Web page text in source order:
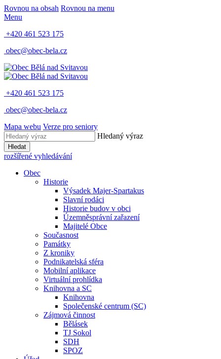
Rovnou na obsah Rovnou na menu
Menu
+420 461 523 175
obec@obec-bela.cz
+420 461 523 175
obec@obec-bela.cz
Mapa webu Verze pro seniory
Hledaný výraz
Hledat
rozšířené vyhledávání
Obec
Historie
Výsadek Majer-Spartakus
Slavní rodáci
Historie budov v obci
Územněsprávní zařazení
Majitelé Obce
Současnost
Památky
Z kroniky
Podnikatelská sféra
Mobilní aplikace
Virtuální prohlídka
Knihovna a SC
Knihovna
Společenské centrum (SC)
Zájmová činnost
Bělásek
TJ Sokol
SDH
SPOZ